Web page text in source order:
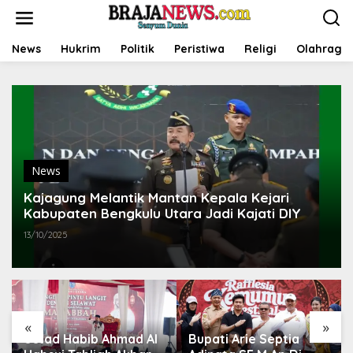
t
News Hukrim Politik Peristiwa Religi Olahraga
News
Kajagung Melantik Mantan Kepala Kejari
Kabupaten Bengkulu Utara Jadi Kajati DIY
13/10/2025
« »
Bupati Arie Septia
Bupati Bengkulu Utara